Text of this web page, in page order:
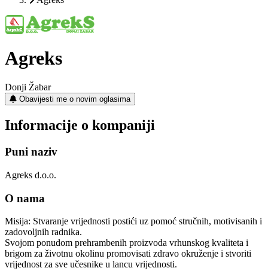
Agreks
Donji Žabar
Obavijesti me o novim oglasima
Informacije o kompaniji
Puni naziv
Agreks d.o.o.
O nama
Misija: Stvaranje vrijednosti postići uz pomoć stručnih, motivisanih i
zadovoljnih radnika.
Svojom ponudom prehrambenih proizvoda vrhunskog kvaliteta i
brigom za životnu okolinu promovisati zdravo okruženje i stvoriti
vrijednost za sve učesnike u lancu vrijednosti.